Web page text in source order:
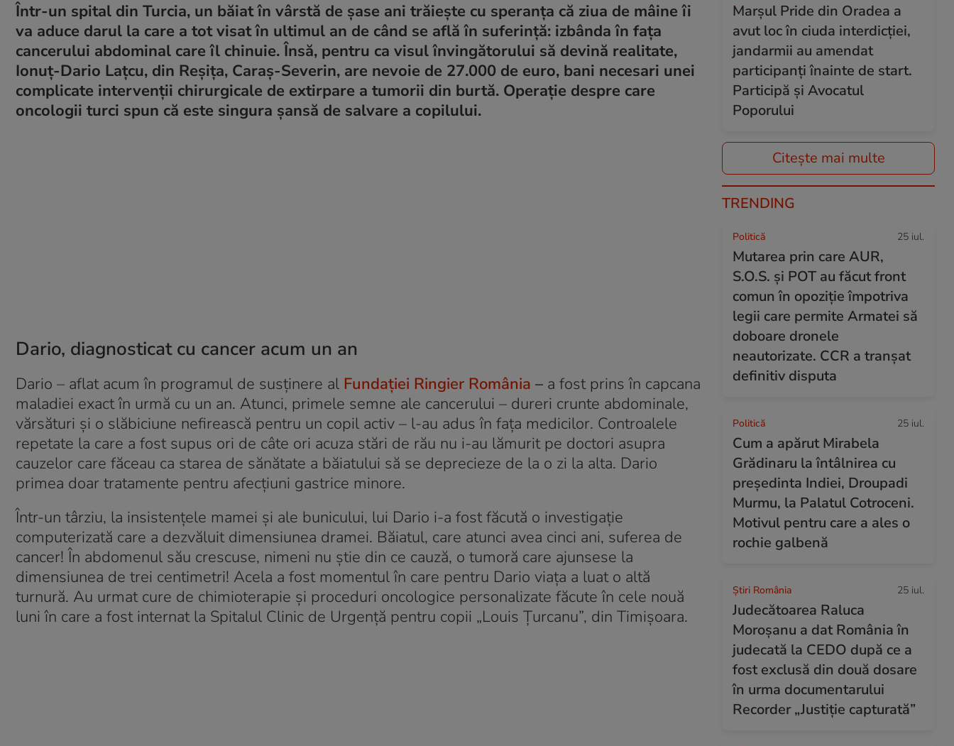
Într-un spital din Turcia, un băiat în vârstă de șase ani trăiește cu speranța că ziua de mâine îi
va aduce darul la care a tot visat în ultimul an de când se află în suferință: izbânda în fața
cancerului abdominal care îl chinuie. Însă, pentru ca visul învingătorului să devină realitate,
Ionuț-Dario Lațcu, din Reșița, Caraș-Severin, are nevoie de 27.000 de euro, bani necesari unei
complicate intervenții chirurgicale de extirpare a tumorii din burtă. Operație despre care
oncologii turci spun că este singura șansă de salvare a copilului.
Dario, diagnosticat cu cancer acum un an
Dario – aflat acum în programul de susținere al Fundației Ringier România – a fost prins în capcana
maladiei exact în urmă cu un an. Atunci, primele semne ale cancerului – dureri crunte abdominale,
vărsături și o slăbiciune nefirească pentru un copil activ – l-au adus în fața medicilor. Controalele
repetate la care a fost supus ori de câte ori acuza stări de rău nu i-au lămurit pe doctori asupra
cauzelor care făceau ca starea de sănătate a băiatului să se deprecieze de la o zi la alta. Dario
primea doar tratamente pentru afecțiuni gastrice minore.
Într-un târziu, la insistențele mamei și ale bunicului, lui Dario i-a fost făcută o investigație
computerizată care a dezvăluit dimensiunea dramei. Băiatul, care atunci avea cinci ani, suferea de
cancer! În abdomenul său crescuse, nimeni nu știe din ce cauză, o tumoră care ajunsese la
dimensiunea de trei centimetri! Acela a fost momentul în care pentru Dario viața a luat o altă
turnură. Au urmat cure de chimioterapie și proceduri oncologice personalizate făcute în cele nouă
luni în care a fost internat la Spitalul Clinic de Urgență pentru copii „Louis Țurcanu”, din Timișoara.
Marșul Pride din Oradea a
avut loc în ciuda interdicției,
jandarmii au amendat
participanți înainte de start.
Participă și Avocatul
Poporului
Citește mai multe
TRENDING
Politică 25 iul.
Mutarea prin care AUR,
S.O.S. și POT au făcut front
comun în opoziție împotriva
legii care permite Armatei să
doboare dronele
neautorizate. CCR a tranșat
definitiv disputa
Politică 25 iul.
Cum a apărut Mirabela
Grădinaru la întâlnirea cu
președinta Indiei, Droupadi
Murmu, la Palatul Cotroceni.
Motivul pentru care a ales o
rochie galbenă
Știri România 25 iul.
Judecătoarea Raluca
Moroșanu a dat România în
judecată la CEDO după ce a
fost exclusă din două dosare
în urma documentarului
Recorder „Justiție capturată”